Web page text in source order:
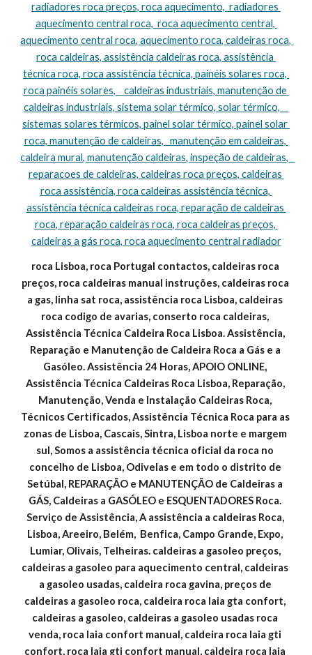
radiadores roca preços, roca aquecimento,  radiadores
aquecimento central roca,  roca aquecimento central,
aquecimento central roca, aquecimento roca, caldeiras roca,
roca caldeiras, assistência caldeiras roca, assistência
técnica roca, roca assistência técnica, painéis solares roca,
roca painéis solares,    caldeiras industriais, manutenção de
caldeiras industriais, sistema solar térmico, solar térmico,
sistemas solares térmicos, painel solar térmico, painel solar
roca, manutenção de caldeiras,   manutenção em caldeiras,
caldeira mural, manutenção caldeiras, inspeção de caldeiras,
reparacoes de caldeiras, caldeiras roca preços, caldeiras
roca assistência, roca caldeiras assistência técnica,
assistência técnica caldeiras roca, reparação de caldeiras
roca, reparação caldeiras roca, roca caldeiras preços,
caldeiras a gás roca, roca aquecimento central radiador
roca Lisboa, roca Portugal contactos, caldeiras roca
preços, roca caldeiras manual instruções, caldeiras roca
a gas, linha sat roca, assistência roca Lisboa, caldeiras
roca codigo de avarias, conserto roca caldeiras,
Assistência Técnica Caldeira Roca Lisboa. Assistência,
Reparação e Manutenção de Caldeira Roca a Gás e a
Gasóleo. Assistência 24 Horas, APOIO ONLINE,
Assistência Técnica Caldeiras Roca Lisboa, Reparação,
Manutenção, Venda e Instalação Caldeiras Roca,
Técnicos Certificados, Assistência Técnica Roca para as
zonas de Lisboa, Cascais, Sintra, Lisboa norte e margem
sul, Somos a assistência técnica oficial da roca no
concelho de Lisboa, Odivelas e em todo o distrito de
Setúbal, REPARAÇÃO e MANUTENÇÃO de Caldeiras a
GÁS, Caldeiras a GASÓLEO e ESQUENTADORES Roca.
Serviço de Assistência, A assistência a caldeiras Roca,
Lisboa, Areeiro, Belém,  Benfica, Campo Grande, Expo,
Lumiar, Olivais, Telheiras. caldeiras a gasoleo preços,
caldeiras a gasoleo para aquecimento central, caldeiras
a gasoleo usadas, caldeira roca gavina, preços de
caldeiras a gasoleo roca, caldeira roca laia gta confort,
caldeiras a gasoleo, caldeiras a gasoleo usadas roca
venda, roca laia confort manual, caldeira roca laia gti
confort, roca laia gti confort manual, caldeira roca laia